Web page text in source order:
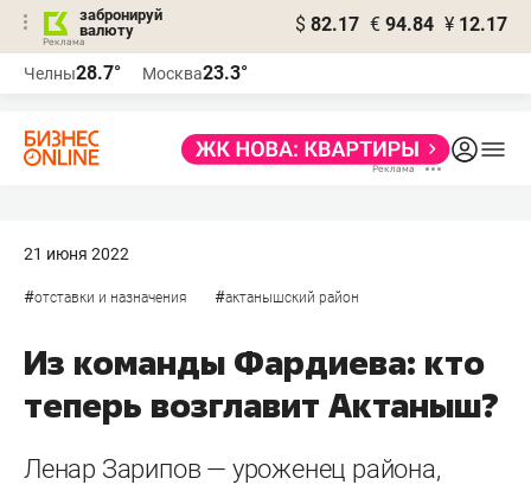
забронируй
валюту
$ 82.17 € 94.84 ¥ 12.17
Челны28.7° Москва23.3°
21 июня 2022
#отставки и назначения #актанышский район
Из команды Фардиева: кто
теперь возглавит Актаныш?
Ленар Зарипов — уроженец района,